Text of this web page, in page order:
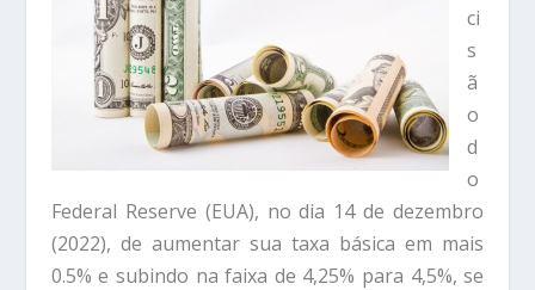
ci
s
ã
o
d
o
Federal Reserve (EUA), no dia 14 de dezembro
(2022), de aumentar sua taxa básica em mais
0.5% e subindo na faixa de 4,25% para 4,5%, se